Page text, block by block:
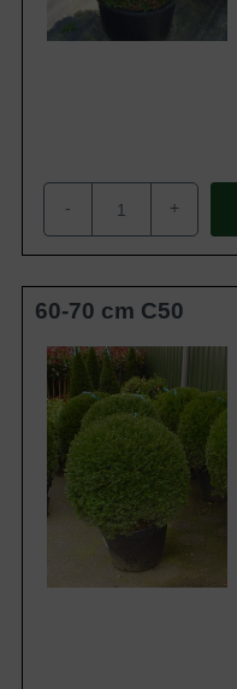
- +
60-70 cm C50